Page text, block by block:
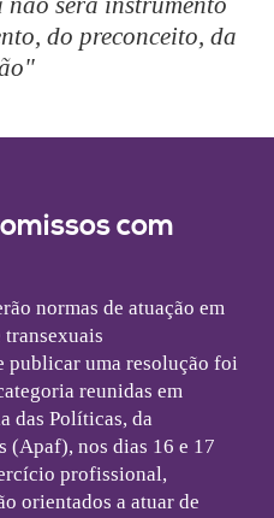
do preconceito, da
com
normas de atuação em
transexuais
publicar uma resolução foi
reunidas em
das Políticas, da
(Apaf), nos dias 16 e 17
profissional,
orientados a atuar de